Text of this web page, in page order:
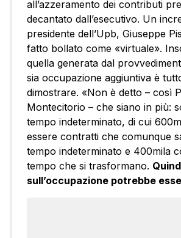
all’azzeramento dei contributi
decantato dall’esecutivo. Un
presidente dell’Upb, Giuseppe
fatto bollato come «virtuale».
quella generata dal
sia occupazione aggiuntiva è
dimostrare. «Non è detto – così
Montecitorio – che siano in più:
tempo indeterminato, di cui
essere contratti che comunque
tempo indeterminato e 400mila
tempo che si trasformano.
sull’occupazione potrebbe